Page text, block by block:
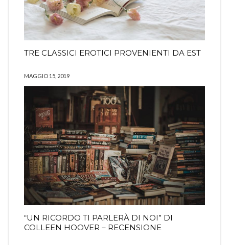
TRE CLASSICI EROTICI PROVENIENTI DA EST
MAGGIO 15, 2019
“UN RICORDO TI PARLERÀ DI NOI” DI
COLLEEN HOOVER – RECENSIONE